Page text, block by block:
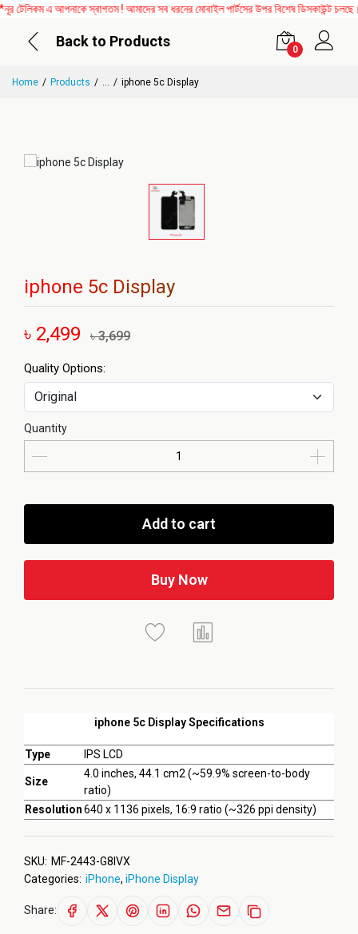
এ আপনাকে স্বাগতম ! আমাদের সব ধরনের মোবাইল পার্টসের উপর বিশেষ ডিসকাউন্ট
Back to Products
0
Home Products ... iphone 5c Display
iphone 5c Display
৳ 2,499 ৳ 3,699
iphone 5c Display Specifications
Type IPS LCD
Size
4.0 inches, 44.1 cm2 (~59.9% screen-to-body
ratio)
Resolution640 x 1136 pixels, 16:9 ratio (~326 ppi density)
Quality Options:
Quantity
Add to cart
Buy Now
SKU: MF-2443-G8IVX
Categories: iPhone, iPhone Display
Share: